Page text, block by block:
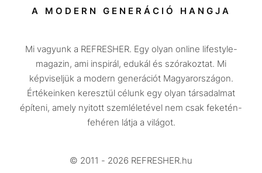
Társadalom
Utazás
Életmód
Design
Beszélgetések
Videó
A MODERN GENERÁCIÓ HANGJA
Mi vagyunk a REFRESHER. Egy olyan online lifestyle-
magazin, ami inspirál, edukál és szórakoztat. Mi
képviseljük a modern generációt Magyarországon.
Értékeinken keresztül célunk egy olyan társadalmat
építeni, amely nyitott szemléletével nem csak feketén-
fehéren látja a világot.
© 2011 - 2026 REFRESHER.hu